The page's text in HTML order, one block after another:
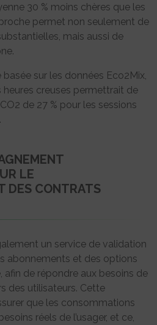
30 % moins chères que les
permet non seulement de
mais aussi de
sur les données Eco2Mix,
creuses permettrait de
de 27 % pour les sessions
LE
DES CONTRATS
un service de validation
abonnements et des options
afin de répondre aux besoins de
des utilisateurs. Cette
que les consommations
réels de l’usager, et ce,